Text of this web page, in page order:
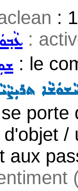
:
:
: le
porte
aux